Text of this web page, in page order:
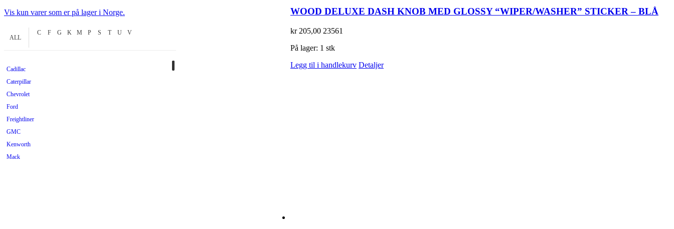
WOOD DELUXE DASH KNOB MED GLOSSY “WIPER/WASHER” STICKER – BLÅ
kr205,00 23561
På lager: 1 stk
Legg til i handlekurv Detaljer
Vis kun varer som er på lager i Norge.
ALL
C F G K M P S T U V
Cadillac
Caterpillar
Chevrolet
Ford
Freightliner
GMC
Kenworth
Mack